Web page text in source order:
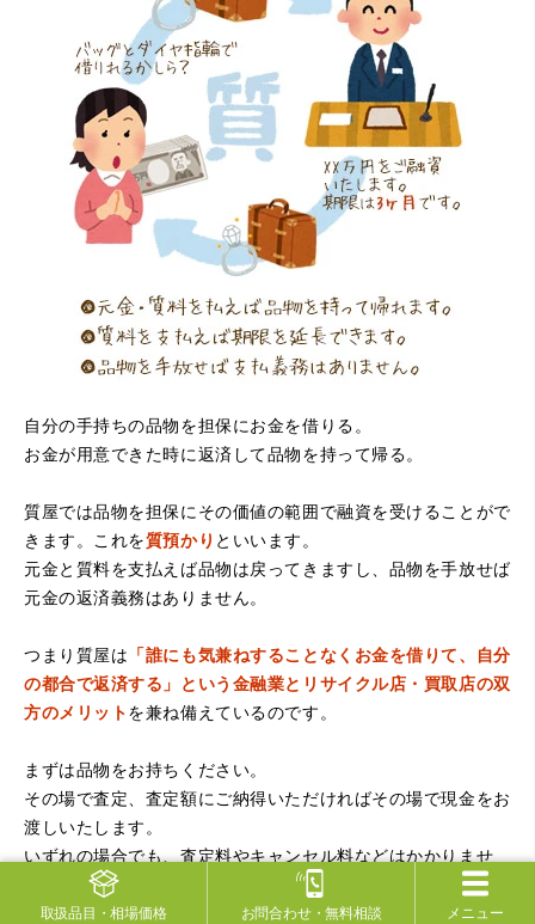
自分の手持ちの品物を担保にお金を借りる。
お金が用意できた時に返済して品物を持って帰る。
質屋では品物を担保にその価値の範囲で融資を受けることがで
きます。これを質預かり といいます。
元金と質料を支払えば品物は戻ってきますし、品物を手放せば
元金の返済義務はありません。
つまり質屋は 「誰にも気兼ねすることなくお金を借りて、自分
の都合で返済する」という金融業とリサイクル店・買取店の双
方のメリットを兼ね備えているのです。
まずは品物をお持ちください。
その場で査定、査定額にご納得いただければその場で現金をお
渡しいたします。
いずれの場合でも、査定料やキャンセル料などはかかりませ
取扱品目 ・相場価格 お問合わせ・無料相談 メニュー